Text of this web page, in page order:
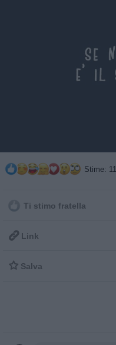
Stime: 11
Ti stimo fratella
 Link
 Salva